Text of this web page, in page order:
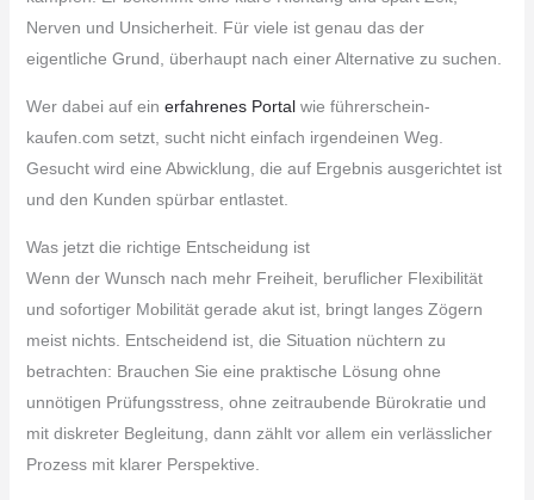
Nerven und Unsicherheit. Für viele ist genau das der
eigentliche Grund, überhaupt nach einer Alternative zu suchen.
Wer dabei auf ein erfahrenes Portalwie führerschein-
kaufen.com setzt, sucht nicht einfach irgendeinen Weg.
Gesucht wird eine Abwicklung, die auf Ergebnis ausgerichtet ist
und den Kunden spürbar entlastet.
Was jetzt die richtige Entscheidung ist
Wenn der Wunsch nach mehr Freiheit, beruflicher Flexibilität
und sofortiger Mobilität gerade akut ist, bringt langes Zögern
meist nichts. Entscheidend ist, die Situation nüchtern zu
betrachten: Brauchen Sie eine praktische Lösung ohne
unnötigen Prüfungsstress, ohne zeitraubende Bürokratie und
mit diskreter Begleitung, dann zählt vor allem ein verlässlicher
Prozess mit klarer Perspektive.